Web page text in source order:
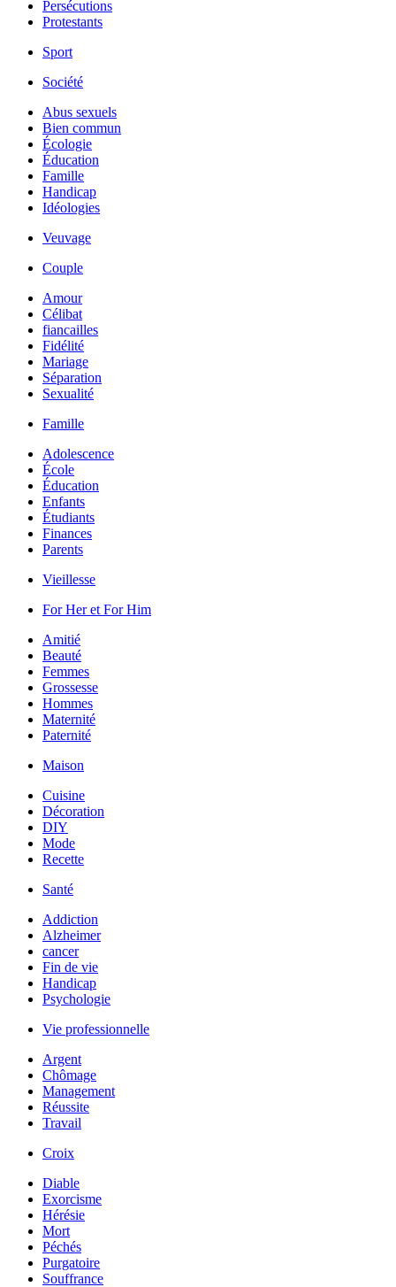
Persécutions
Protestants
Sport
Société
Abus sexuels
Bien commun
Écologie
Éducation
Famille
Handicap
Idéologies
Veuvage
Couple
Amour
Célibat
fiancailles
Fidélité
Mariage
Séparation
Sexualité
Famille
Adolescence
École
Éducation
Enfants
Étudiants
Finances
Parents
Vieillesse
For Her et For Him
Amitié
Beauté
Femmes
Grossesse
Hommes
Maternité
Paternité
Maison
Cuisine
Décoration
DIY
Mode
Recette
Santé
Addiction
Alzheimer
cancer
Fin de vie
Handicap
Psychologie
Vie professionnelle
Argent
Chômage
Management
Réussite
Travail
Croix
Diable
Exorcisme
Hérésie
Mort
Péchés
Purgatoire
Souffrance